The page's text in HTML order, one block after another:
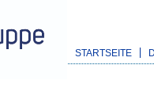
STARTSEITE